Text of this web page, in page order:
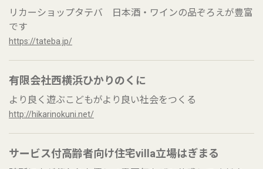
リカーショップタテバ 日本酒・ワインの品ぞろえが豊富
です
https://tateba.jp/
有限会社西横浜ひかりのくに
より良く遊ぶこどもがより良い社会をつくる
http://hikarinokuni.net/
サービス付高齢者向け住宅villa立場はぎまる